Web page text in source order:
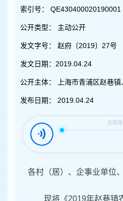
索引号： QE430400020190001
公开类型： 主动公开
发文字号： 赵府〔2019〕27号
发文日期： 2019.04.24
公开主体： 上海市青浦区赵巷
发布日期： 2019.04.24
各村（居）、企事业单位
现将《2019年赵巷镇